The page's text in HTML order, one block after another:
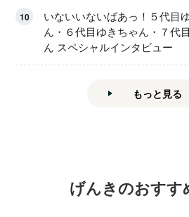
10
いないいないばあっ！５代目
ん・６代目ゆきちゃん・７代
ん スペシャルインタビュー
もっと見る
げんきのおすす